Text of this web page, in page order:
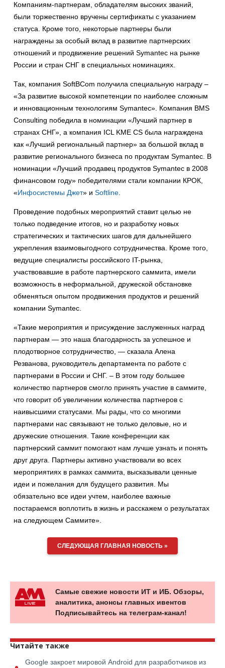
Компаниям-партнерам, обладателям высоких званий,
были торжественно вручены сертификаты с указанием
статуса. Кроме того, некоторые партнеры были
награждены за особый вклад в развитие партнерских
отношений и продвижение решений Symantec на рынке
России и стран СНГ в специальных номинациях.
Так, компания SoftBCom получила специальную награду –
«За развитие высокой компетенции по наиболее сложным
и инновационным технологиям Symantec». Компания BMS
Consulting победила в номинации «Лучший партнер в
странах СНГ», а компания ICL KME CS была награждена
как «Лучший региональный партнер» за большой вклад в
развитие регионального бизнеса по продуктам Symantec. В
номинации «Лучший продавец продуктов Symantec в 2008
финансовом году» победителями стали компании КРОК,
«Инфосистемы Джет» и Softline.
Проведение подобных мероприятий ставит целью не
только подведение итогов, но и разработку новых
стратегических и тактических шагов для дальнейшего
укрепления взаимовыгодного сотрудничества. Кроме того,
ведущие специалисты российского IT-рынка,
участвовавшие в работе партнерского саммита, имели
возможность в неформальной, дружеской обстановке
обменяться опытом продвижения продуктов и решений
компании Symantec.
«Такие мероприятия и присуждение заслуженных наград
партнерам — это наша благодарность за успешное и
плодотворное сотрудничество, — сказала Алена
Резванова, руководитель департамента по работе с
партнерами в России и СНГ. – В этом году большее
количество партнеров смогло принять участие в саммите,
что говорит об увеличении количества партнеров с
наивысшими статусами. Мы рады, что со многими
партнерами нас связывают не только деловые, но и
дружеские отношения. Такие конференции как
партнерский саммит помогают нам лучше узнать и понять
друг друга. Партнеры активно участвовали во всех
мероприятиях в рамках саммита, высказывали ценные
идеи и пожелания для будущего развития. Мы
обязательно все идеи учтем, наиболее важные
постараемся воплотить в жизнь и расскажем о результатах
на следующем Саммите».
СЛЕДУЮЩАЯ ГЛАВНАЯ НОВОСТЬ »
Самые свежие новости ИТ и ИБ. Обзоры,
аналитика, анонсы главных ивентов
Подписывайтесь на телеграм-канал!
Читайте также
Google закроет мировой Android для разработчиков из